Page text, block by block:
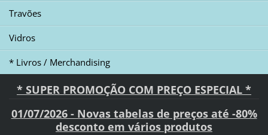
Travões
Vidros
* Livros / Merchandising
* SUPER PROMOÇÃO COM PREÇO ESPECIAL *
01/07/2026 - Novas tabelas de preços até -80%
desconto em vários produtos